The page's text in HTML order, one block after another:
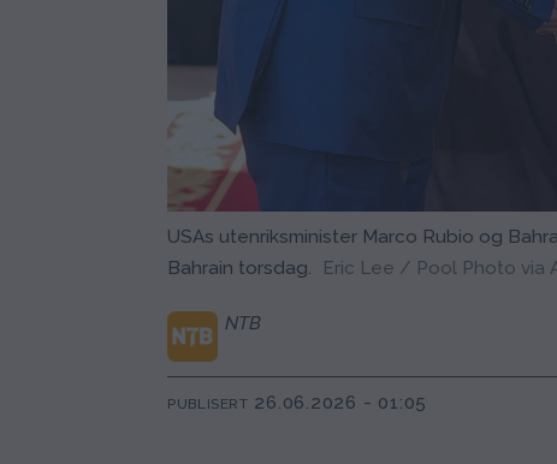
USAs utenriksminister Marco Rubio og
Bahrain torsdag.
Eric Lee / Pool Photo via
NTB
PUBLISERT 26.06.2026 - 01:05